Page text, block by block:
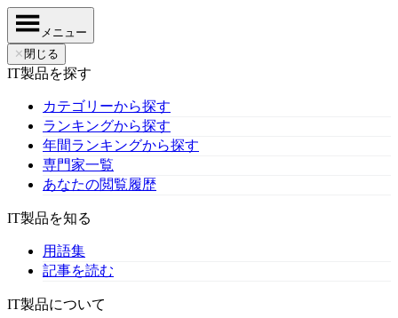
メニュー
✕ 閉じる
IT製品を探す
カテゴリーから探す
ランキングから探す
年間ランキングから探す
専門家一覧
あなたの閲覧履歴
IT製品を知る
用語集
記事を読む
IT製品について